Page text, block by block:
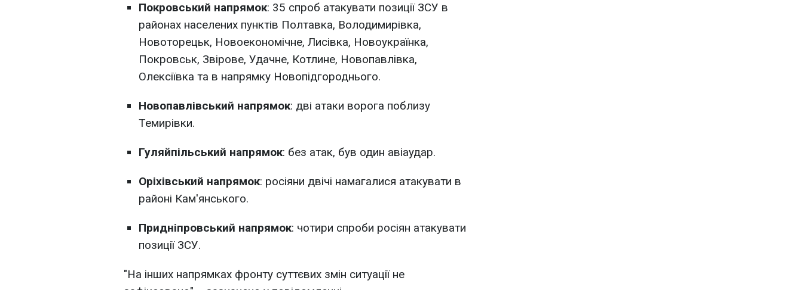
Покровський напрямок: 35 спроб атакувати позиції ЗСУ в
районах населених пунктів Полтавка, Володимирівка,
Новоторецьк, Новоекономічне, Лисівка, Новоукраїнка,
Покровськ, Звірове, Удачне, Котлине, Новопавлівка,
Олексіївка та в напрямку Новопідгороднього.
Новопавлівський напрямок: дві атаки ворога поблизу
Темирівки.
Гуляйпільський напрямок: без атак, був один авіаудар.
Оріхівський напрямок: росіяни двічі намагалися атакувати в
районі Кам'янського.
Придніпровський напрямок: чотири спроби росіян атакувати
позиції ЗСУ.
"На інших напрямках фронту суттєвих змін ситуації не